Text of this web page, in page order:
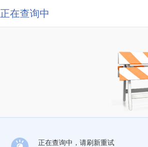
正在查询中
正在查询中，请刷新重试